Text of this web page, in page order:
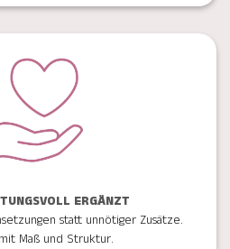
ERGÄNZT
statt unnötiger Zusätze.
Maß und Struktur.